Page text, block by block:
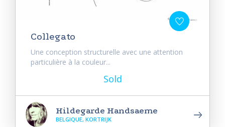
Collegato
Une conception structurelle avec une attention
particulière à la couleur...
Sold
Hildegarde Handsaeme
BELGIQUE, KORTRIJK